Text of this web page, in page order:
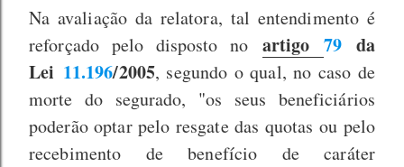
Na avaliação da relatora, tal entendimento é
reforçado pelo disposto no artigo 79 da
Lei 11.196/2005, segundo o qual, no caso de
morte do segurado, "os seus beneficiários
poderão optar pelo resgate das quotas ou pelo
recebimento de benefício de caráter